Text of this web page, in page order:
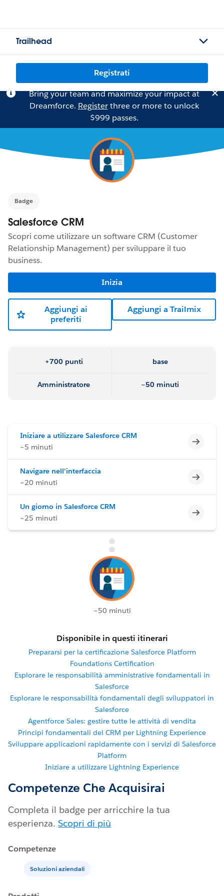
Trailhead
Registrati
Bring your team and maximize your impact at
Dreamforce. Registerthree or more to unlock
$999 passes.
Badge
Salesforce CRM
Scopri come utilizzare un software CRM (Customer
Relationship Management) per sviluppare il tuo
business.
Inizia
Aggiungi ai
preferiti
Aggiungi a Trailmix
+700 punti base
Amministratore ~50 minuti
Iniziare a utilizzare Salesforce CRM
~5 minuti
Navigare nell'interfaccia
~20 minuti
Un giorno in Salesforce CRM
~25 minuti
~50 minuti
Disponibile in questi itinerari
Prepararsi per la certificazione Salesforce Platform
Foundations Certification
Esplorare le responsabilità amministrative fondamentali in
Salesforce
Esplorare le responsabilità fondamentali degli sviluppatori in
Salesforce
Agentforce Sales: gestire tutte le attività di vendita
Principi fondamentali del CRM per Lightning Experience
Sviluppare applicazioni rapidamente con i servizi di Salesforce
Platform
Iniziare a utilizzare Lightning Experience
Competenze Che Acquisirai
Completa il badge per arricchire la tua
esperienza. Scopri di più
Competenze
Soluzioni aziendali